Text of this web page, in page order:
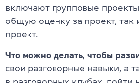
включают групповые
общую оценку за проект, так
проект.
Что можно делать, чтобы
свои разговорные навыки, а